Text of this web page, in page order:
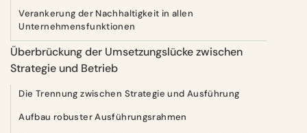
Verankerung der Nachhaltigkeit in allen
Unternehmensfunktionen
Überbrückung der Umsetzungslücke zwischen
Strategie und Betrieb
Die Trennung zwischen Strategie und Ausführung
Aufbau robuster Ausführungsrahmen